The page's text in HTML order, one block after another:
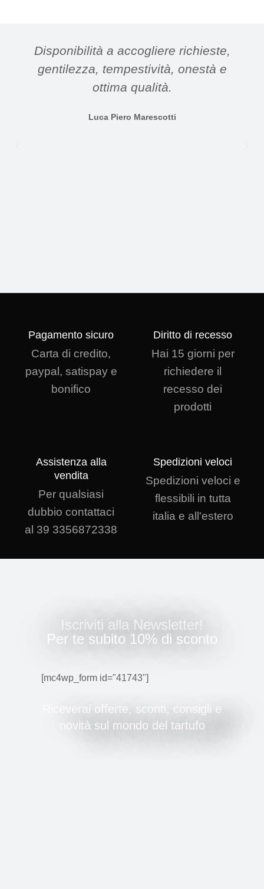
Disponibilità a accogliere richieste,
gentilezza, tempestività, onestà e
ottima qualità.
Luca Piero Marescotti
Pagamento sicuro
Carta di credito,
paypal, satispay e
bonifico
Diritto di recesso
Hai 15 giorni per
richiedere il
recesso dei
prodotti
Assistenza alla
vendita
Per qualsiasi
dubbio contattaci
al 39 3356872338
Spedizioni veloci
Spedizioni veloci e
flessibili in tutta
italia e all'estero
Iscriviti alla Newsletter!
Per te subito 10% di sconto
[mc4wp_form id="41743"]
Riceverai offerte, sconti, consigli e
novità sul mondo del tartufo